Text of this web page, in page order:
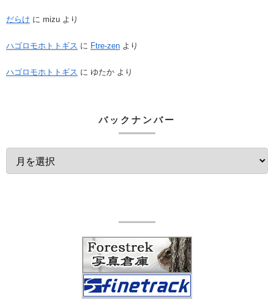
だらけ に mizu より
ハゴロモホトトギス に Ftre-zen より
ハゴロモホトトギス に ゆたか より
バックナンバー